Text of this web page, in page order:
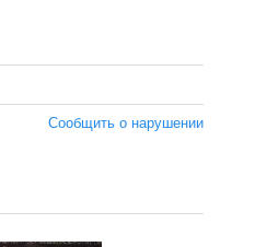
Сообщить о нарушении